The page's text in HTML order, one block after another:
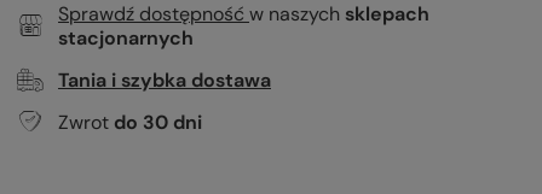
Sprawdź dostępność w naszych sklepach
stacjonarnych
Tania i szybka dostawa
Zwrot do 30 dni